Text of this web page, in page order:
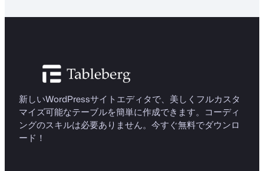
新しいWordPressサイトエディタで、美しくフルカスタ
マイズ可能なテーブルを簡単に作成できます。コーディ
ングのスキルは必要ありません。今すぐ無料でダウンロ
ード！